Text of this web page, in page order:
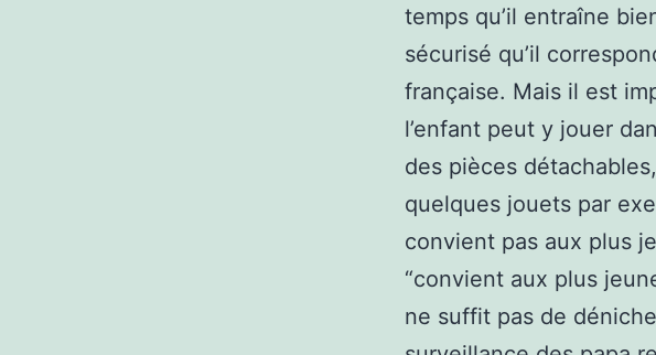
temps qu’il entraîne
sécurisé qu’il
française. Mais il est
l’enfant peut y jouer
des pièces
quelques jouets par
convient pas aux plus
“convient aux plus
ne suffit pas de